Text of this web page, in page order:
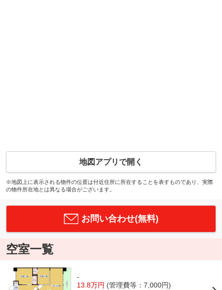
地図アプリで開く
※地図上に表示される物件の位置は付近住所に所在することを表すものであり、実際
の物件所在地とは異なる場合がございます。
お問い合わせ(無料)
空室一覧
-
13.8万円 (管理費等：7,000円)